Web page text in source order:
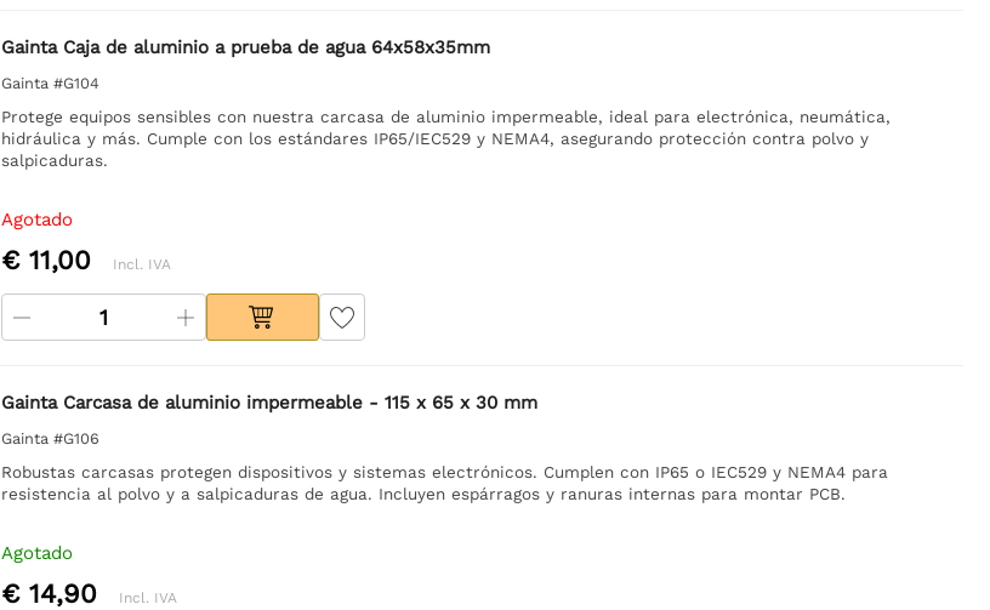
Gainta Caja de aluminio a prueba de agua 64x58x35mm
Gainta #G104
Protege equipos sensibles con nuestra carcasa de aluminio impermeable, ideal para electrónica, neumática,
hidráulica y más. Cumple con los estándares IP65/IEC529 y NEMA4, asegurando protección contra polvo y
salpicaduras.
Agotado
€ 11,00 Incl. IVA
Gainta Carcasa de aluminio impermeable - 115 x 65 x 30 mm
Gainta #G106
Robustas carcasas protegen dispositivos y sistemas electrónicos. Cumplen con IP65 o IEC529 y NEMA4 para
resistencia al polvo y a salpicaduras de agua. Incluyen espárragos y ranuras internas para montar PCB.
Agotado
€ 14,90 Incl. IVA